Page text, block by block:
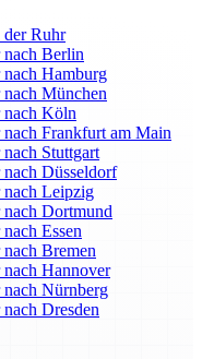
der Ruhr
Berlin
Hamburg
München
Köln
Frankfurt am Main
Stuttgart
Düsseldorf
Leipzig
Dortmund
Essen
Bremen
Hannover
Nürnberg
Dresden